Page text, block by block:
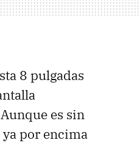
8 pulgadas
es sin
por encima